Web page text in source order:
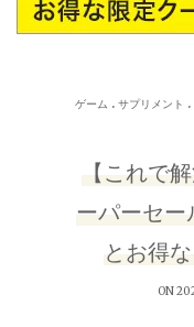
ゲーム . サプリメント .
【これで
ーパーセ
とお得
ON